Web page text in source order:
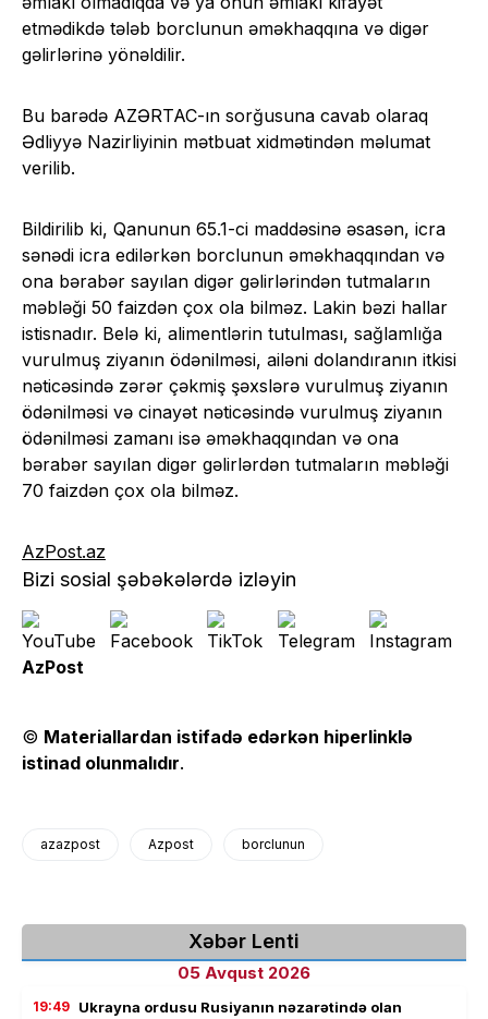
etmədikdə tələb borclunun əməkhaqqına və digər
gəlirlərinə yönəldilir.
Bu barədə AZƏRTAC-ın sorğusuna cavab olaraq
Ədliyyə Nazirliyinin mətbuat xidmətindən məlumat
verilib.
Bildirilib ki, Qanunun 65.1-ci maddəsinə əsasən, icra
sənədi icra edilərkən borclunun əməkhaqqından və
ona bərabər sayılan digər gəlirlərindən tutmaların
məbləği 50 faizdən çox ola bilməz. Lakin bəzi hallar
istisnadır. Belə ki, alimentlərin tutulması, sağlamlığa
vurulmuş ziyanın ödənilməsi, ailəni dolandıranın itkisi
nəticəsində zərər çəkmiş şəxslərə vurulmuş ziyanın
ödənilməsi və cinayət nəticəsində vurulmuş ziyanın
ödənilməsi zamanı isə əməkhaqqından və ona
bərabər sayılan digər gəlirlərdən tutmaların məbləği
70 faizdən çox ola bilməz.
AzPost.az
Bizi sosial şəbəkələrdə izləyin
AzPost
© Materiallardan istifadə edərkən hiperlinklə
istinad olunmalıdır.
azazpost Azpost borclunun
Xəbər Lenti
05 Avqust 2026
19:49 Ukrayna ordusu Rusiyanın nəzarətində olan